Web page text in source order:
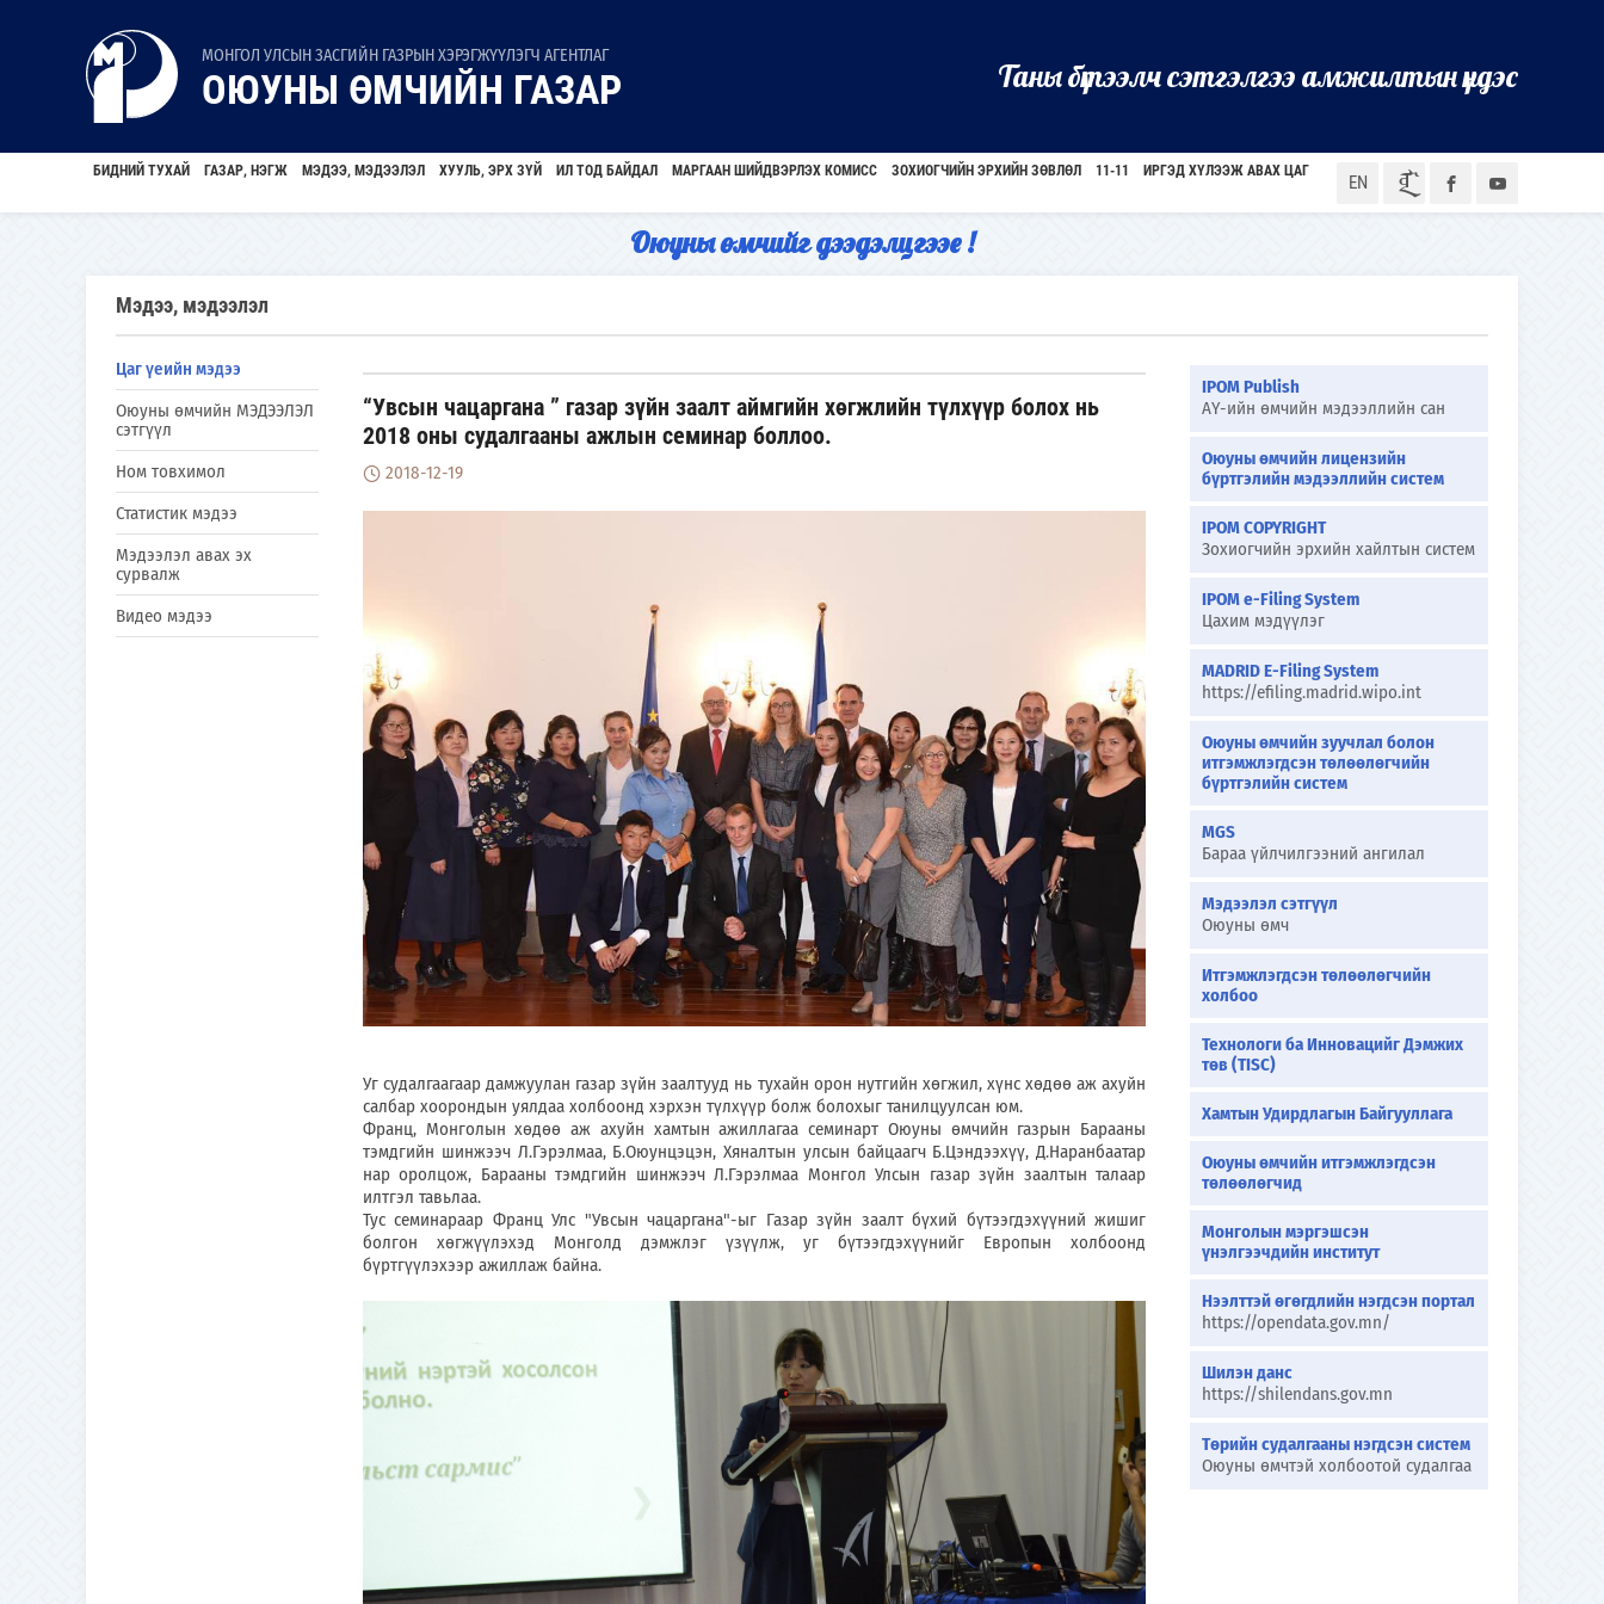
МОНГОЛ УЛСЫН ЗАСГИЙН ГАЗРЫН ХЭРЭГЖҮҮЛЭГЧ АГЕНТЛАГ
ОЮУНЫ ӨМЧИЙН ГАЗАР Таны бүтээлч сэтгэлгээ амжилтын үндэс
EN ᠮᠣᠨ
БИДНИЙ ТУХАЙ ГАЗАР, НЭГЖ МЭДЭЭ, МЭДЭЭЛЭЛ ХУУЛЬ, ЭРХ ЗҮЙ ИЛ ТОД БАЙДАЛ МАРГААН ШИЙДВЭРЛЭХ КОМИСС ЗОХИОГЧИЙН ЭРХИЙН ЗӨВЛӨЛ 11-11 ИРГЭД ХҮЛЭЭЖ АВАХ ЦАГ
Оюуны өмчийг дээдэлцгээе !
Мэдээ, мэдээлэл
Цаг үеийн мэдээ
Оюуны өмчийн МЭДЭЭЛЭЛ
сэтгүүл
Ном товхимол
Статистик мэдээ
Мэдээлэл авах эх
сурвалж
Видео мэдээ
“Увсын чацаргана ” газар зүйн заалт аймгийн хөгжлийн түлхүүр болох нь
2018 оны судалгааны ажлын семинар боллоо.
2018-12-19
Уг судалгаагаар дамжуулан газар зүйн заалтууд нь тухайн орон нутгийн хөгжил, хүнс хөдөө аж ахуйн
салбар хоорондын уялдаа холбоонд хэрхэн түлхүүр болж болохыг танилцуулсан юм.
Франц, Монголын хөдөө аж ахуйн хамтын ажиллагаа семинарт Оюуны өмчийн газрын Барааны
тэмдгийн шинжээч Л.Гэрэлмаа, Б.Оюунцэцэн, Хяналтын улсын байцаагч Б.Цэндээхүү, Д.Наранбаатар
нар оролцож, Барааны тэмдгийн шинжээч Л.Гэрэлмаа Монгол Улсын газар зүйн заалтын талаар
илтгэл тавьлаа.
Тус семинараар Франц Улс "Увсын чацаргана"-ыг Газар зүйн заалт бүхий бүтээгдэхүүний жишиг
болгон хөгжүүлэхэд Монголд дэмжлэг үзүүлж, уг бүтээгдэхүүнийг Европын холбоонд
бүртгүүлэхээр ажиллаж байна.
IPOM Publish
АҮ-ийн өмчийн мэдээллийн сан
Оюуны өмчийн лицензийн
бүртгэлийн мэдээллийн систем
IPOM COPYRIGHT
Зохиогчийн эрхийн хайлтын систем
IPOM e-Filing System
Цахим мэдүүлэг
MADRID E-Filing System
https://efiling.madrid.wipo.int
Оюуны өмчийн зуучлал болон
итгэмжлэгдсэн төлөөлөгчийн
бүртгэлийн систем
MGS
Бараа үйлчилгээний ангилал
Мэдээлэл сэтгүүл
Оюуны өмч
Итгэмжлэгдсэн төлөөлөгчийн
холбоо
Технологи ба Инновацийг Дэмжих
төв (TISC)
Хамтын Удирдлагын Байгууллага
Оюуны өмчийн итгэмжлэгдсэн
төлөөлөгчид
Монголын мэргэшсэн
үнэлгээчдийн институт
Нээлттэй өгөгдлийн нэгдсэн портал
https://opendata.gov.mn/
Шилэн данс
https://shilendans.gov.mn
Төрийн судалгааны нэгдсэн систем
Оюуны өмчтэй холбоотой судалгаа